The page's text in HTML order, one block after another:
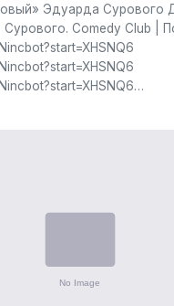
Эдуарда Сурового
Comedy Club |